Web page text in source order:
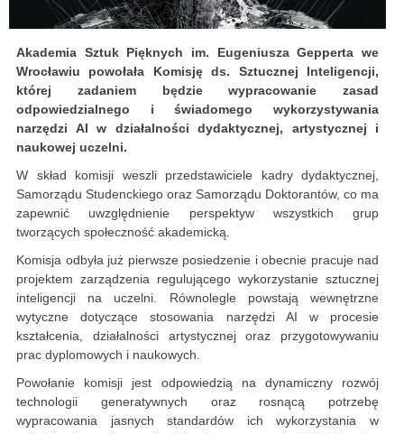
Akademia Sztuk Pięknych im. Eugeniusza Gepperta we
Wrocławiu powołała Komisję ds. Sztucznej Inteligencji,
której zadaniem będzie wypracowanie zasad
odpowiedzialnego i świadomego wykorzystywania
narzędzi AI w działalności dydaktycznej, artystycznej i
naukowej uczelni.
W skład komisji weszli przedstawiciele kadry dydaktycznej,
Samorządu Studenckiego oraz Samorządu Doktorantów, co ma
zapewnić uwzględnienie perspektyw wszystkich grup
tworzących społeczność akademicką.
Komisja odbyła już pierwsze posiedzenie i obecnie pracuje nad
projektem zarządzenia regulującego wykorzystanie sztucznej
inteligencji na uczelni. Równolegle powstają wewnętrzne
wytyczne dotyczące stosowania narzędzi AI w procesie
kształcenia, działalności artystycznej oraz przygotowywaniu
prac dyplomowych i naukowych.
Powołanie komisji jest odpowiedzią na dynamiczny rozwój
technologii generatywnych oraz rosnącą potrzebę
wypracowania jasnych standardów ich wykorzystania w